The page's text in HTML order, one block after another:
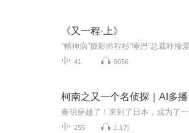
《又一程·上》
41 6056
柯南之又一个名侦探｜AI多播
255 1.1万